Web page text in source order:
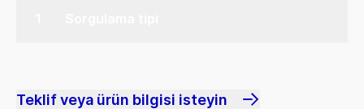
Teklif veya ürün bilgisi isteyin